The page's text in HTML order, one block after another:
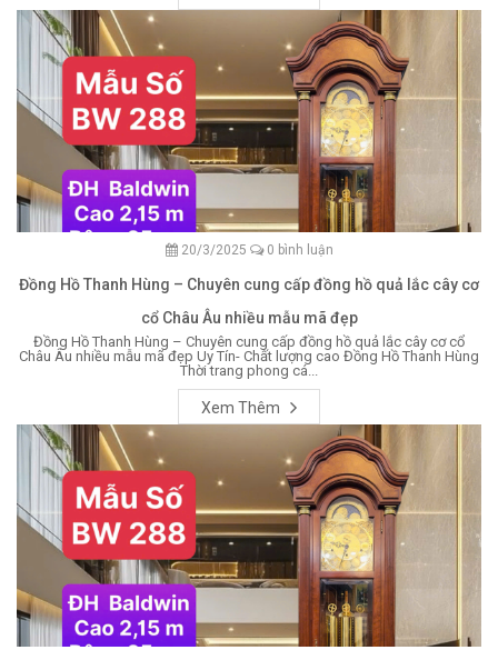
20/3/2025 0 bình luận
Đồng Hồ Thanh Hùng – Chuyên cung cấp đồng hồ quả lắc cây cơ
cổ Châu Âu nhiều mẫu mã đẹp
Đồng Hồ Thanh Hùng – Chuyên cung cấp đồng hồ quả lắc cây cơ cổ
Châu Âu nhiều mẫu mã đẹp Uy Tín- Chất lượng cao Đồng Hồ Thanh Hùng
Thời trang phong cá...
Xem Thêm